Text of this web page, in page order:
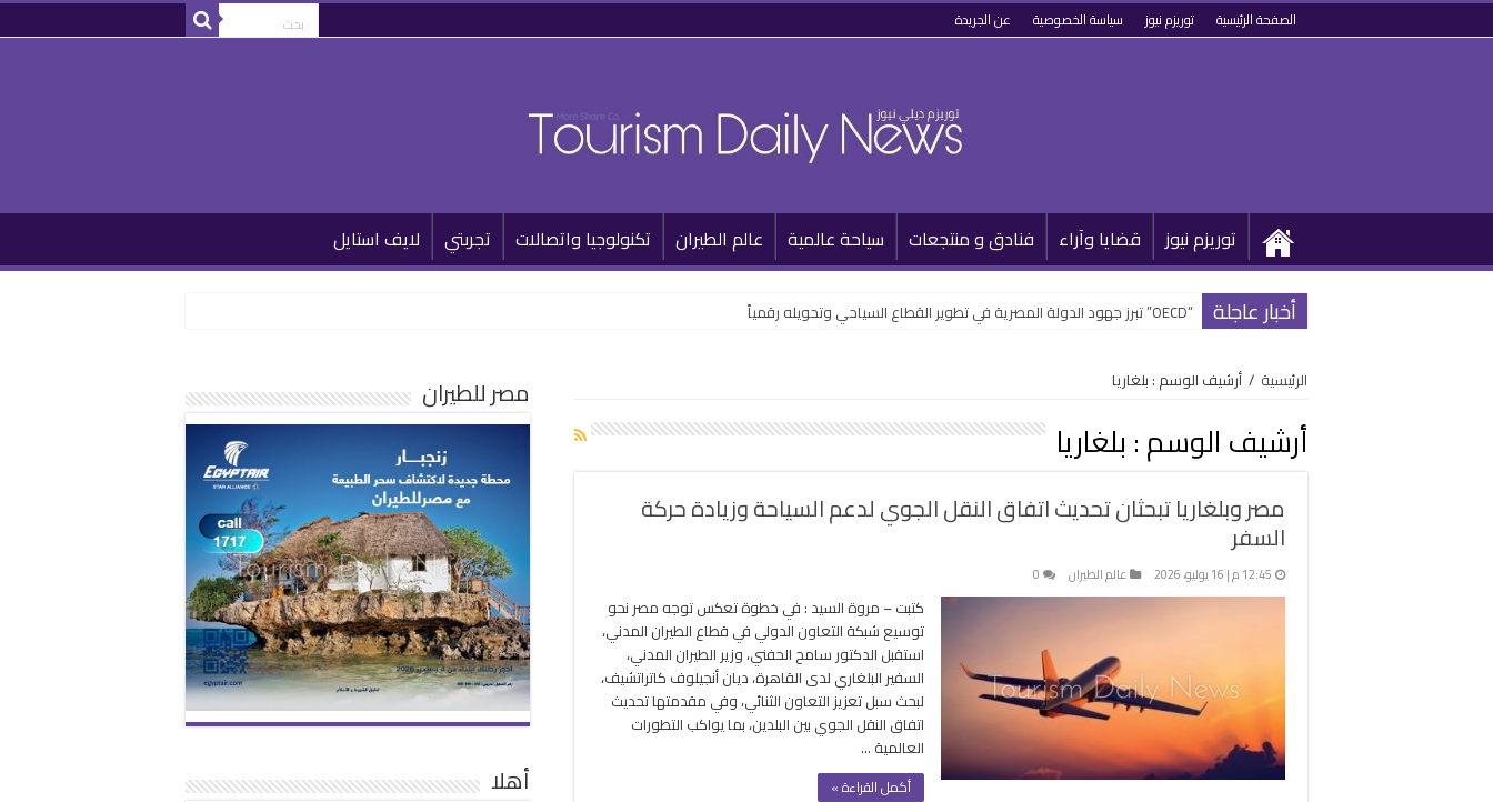
الصفحة الرئيسية توريزم نيوز سياسة الخصوصية عن الجريدة
توريزم نيوز قضايا وآراء فنادق و منتجعات سياحة عالمية عالم الطيران تكنولوجيا واتصالات تجربتي لايف استايل
أخبار عاجلة “OECD” تبرز جهود الدولة المصرية في تطوير القطاع السياحي وتحويله رقمياً
الرئيسية / أرشيف الوسم : بلغاريا
أرشيف الوسم : بلغاريا
مصر وبلغاريا تبحثان تحديث اتفاق النقل الجوي لدعم السياحة وزيادة حركة
السفر
12:45 م | 16 يوليو، 2026 عالم الطيران 0
كتبت – مروة السيد : في خطوة تعكس توجه مصر نحو
توسيع شبكة التعاون الدولي في قطاع الطيران المدني،
استقبل الدكتور سامح الحفني، وزير الطيران المدني،
السفير البلغاري لدى القاهرة، ديان أنجيلوف كاتراتشيف،
لبحث سبل تعزيز التعاون الثنائي، وفي مقدمتها تحديث
اتفاق النقل الجوي بين البلدين، بما يواكب التطورات
العالمية …
أكمل القراءة »
مصر للطيران
أهلا